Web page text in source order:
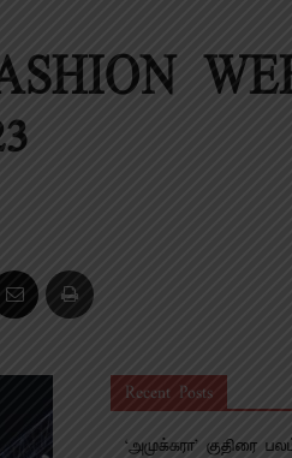
Recent Posts
‘அமுக்கரா’ குதிரை